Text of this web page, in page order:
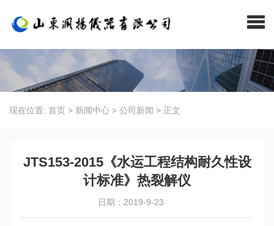
现在位置: 首页 > 新闻中心 > 公司新闻 > 正文
JTS153-2015《水运工程结构耐久性设
计标准》热裂解仪
日期：2019-9-23